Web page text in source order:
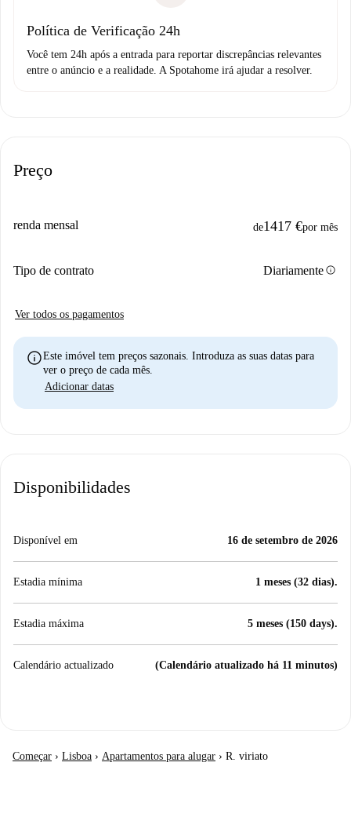
Política de Verificação 24h
Você tem 24h após a entrada para reportar discrepâncias relevantes
entre o anúncio e a realidade. A Spotahome irá ajudar a resolver.
Preço
renda mensal de1417 €por mês
Tipo de contrato Diariamenteinfo
Ver todos os pagamentos
infoEste imóvel tem preços sazonais. Introduza as suas datas para
ver o preço de cada mês.
Adicionar datas
Disponibilidades
Disponível em 16 de setembro de 2026
Estadia mínima 1 meses (32 dias).
Estadia máxima 5 meses (150 days).
Calendário actualizado (Calendário atualizado há 11 minutos)
Começar › Lisboa › Apartamentos para alugar › R. viriato